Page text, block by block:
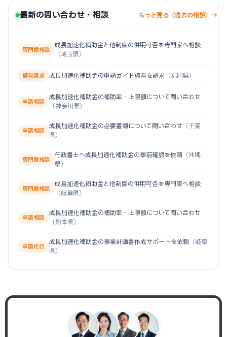
最新の問い合わせ・相談 もっと見る（過去の相談）→
専門家相談
成長加速化補助金と他制度の併用可否を専門家へ相談
（埼玉県）
資料請求 成長加速化補助金の申請ガイド資料を請求 （福岡県）
申請相談
成長加速化補助金の補助率・上限額について問い合わせ
（神奈川県）
申請相談
成長加速化補助金の必要書類について問い合わせ （千葉
県）
専門家相談
行政書士へ成長加速化補助金の事前確認を依頼 （沖縄
県）
専門家相談
成長加速化補助金と他制度の併用可否を専門家へ相談
（岐阜県）
申請相談
成長加速化補助金の補助率・上限額について問い合わせ
（熊本県）
申請代行
成長加速化補助金の事業計画書作成サポートを依頼 （岐阜
県）